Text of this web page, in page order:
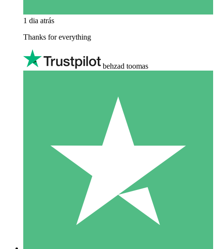
1 dia atrás
Thanks for everything
behzad toomas